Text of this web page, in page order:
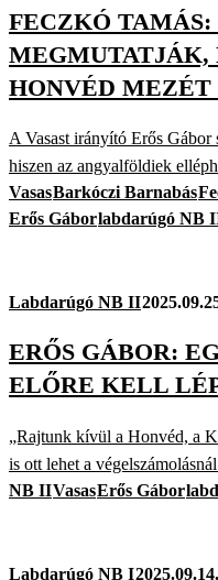
FECZKÓ
HONVÉD
A Vasast irányító Erős Gábor
hiszen az angyalföldiek
VasasBarkóczi Barnabás
Erős Gáborlabdarúgó NB
Labdarúgó NB II
ERŐS GÁBOR:
ELŐRE KELL
„Rajtunk kívül a Honvéd, a
is ott lehet a
NB IIVasasErős Gábor
Labdarúgó NB I